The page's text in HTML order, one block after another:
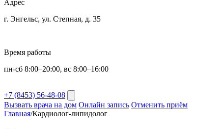
Адрес
г. Энгельс, ул. Степная, д. 35
Время работы
пн-сб 8:00–20:00, вс 8:00–16:00
+7 (8453) 56-48-08
Вызвать врача на дом Онлайн запись Отменить приём
Главная/Кардиолог-липидолог